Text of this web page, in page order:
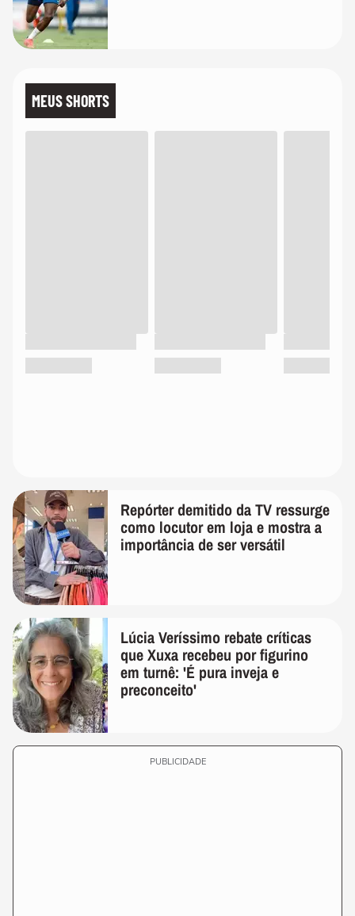
MEUS SHORTS
Repórter demitido da TV ressurge
como locutor em loja e mostra a
importância de ser versátil
Lúcia Veríssimo rebate críticas
que Xuxa recebeu por figurino
em turnê: 'É pura inveja e
preconceito'
PUBLICIDADE